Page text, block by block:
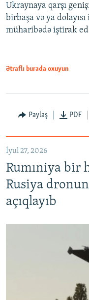
Ukraynaya qarşı
birbaşa və ya
müharibədə iştirak
Ətraflı burada oxuyun
Paylaş PDF
İyul 27, 2026
Rumıniya bir
Rusiya
açıqlayıb